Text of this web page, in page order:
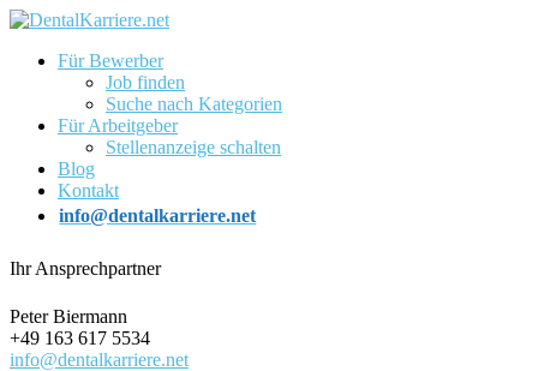
Für Bewerber
Job finden
Suche nach Kategorien
Für Arbeitgeber
Stellenanzeige schalten
Blog
Kontakt
info@dentalkarriere.net
Ihr Ansprechpartner
Peter Biermann
+49 163 617 5534
info@dentalkarriere.net